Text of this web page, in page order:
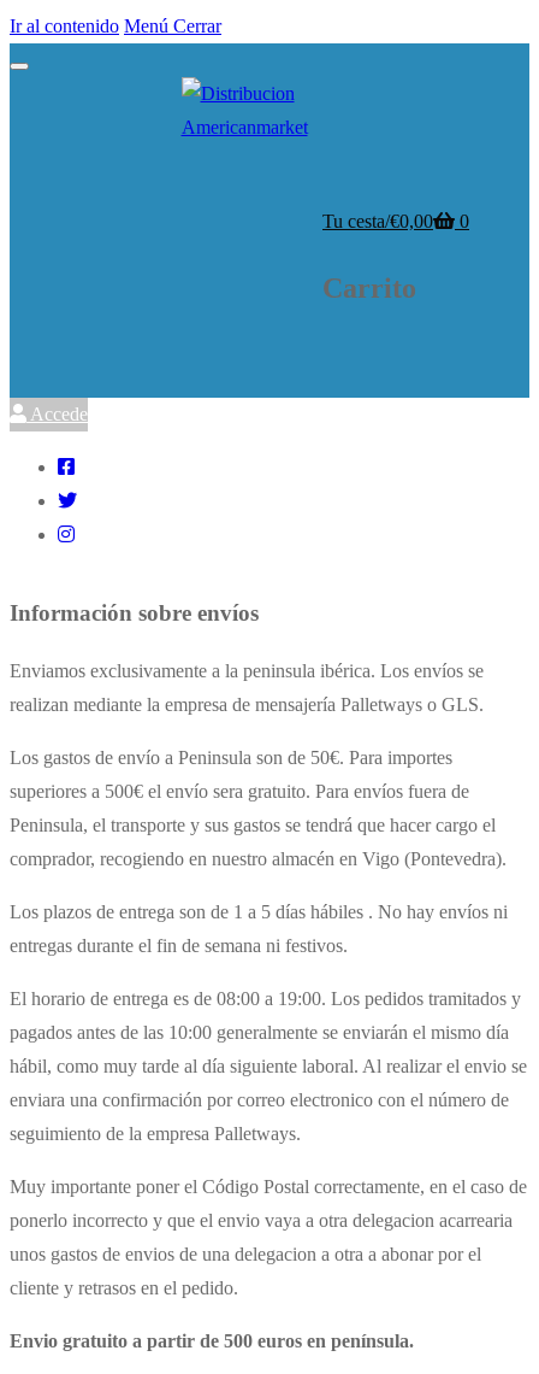
Ir al contenido Menú Cerrar
Tu cesta/€0,00 0
Carrito
Accede
Información sobre envíos
Enviamos exclusivamente a la peninsula ibérica. Los envíos se
realizan mediante la empresa de mensajería Palletways o GLS.
Los gastos de envío a Peninsula son de 50€. Para importes
superiores a 500€ el envío sera gratuito. Para envíos fuera de
Peninsula, el transporte y sus gastos se tendrá que hacer cargo el
comprador, recogiendo en nuestro almacén en Vigo (Pontevedra).
Los plazos de entrega son de 1 a 5 días hábiles . No hay envíos ni
entregas durante el fin de semana ni festivos.
El horario de entrega es de 08:00 a 19:00. Los pedidos tramitados y
pagados antes de las 10:00 generalmente se enviarán el mismo día
hábil, como muy tarde al día siguiente laboral. Al realizar el envio se
enviara una confirmación por correo electronico con el número de
seguimiento de la empresa Palletways.
Muy importante poner el Código Postal correctamente, en el caso de
ponerlo incorrecto y que el envio vaya a otra delegacion acarrearia
unos gastos de envios de una delegacion a otra a abonar por el
cliente y retrasos en el pedido.
Envio gratuito a partir de 500 euros en península.